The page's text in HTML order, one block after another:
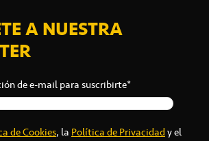
A NUESTRA
de e-mail para suscribirte*
de Cookies, laPolítica de Privacidady el